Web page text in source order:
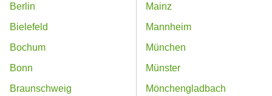
Berlin
Bielefeld
Bochum
Bonn
Braunschweig
Mainz
Mannheim
München
Münster
Mönchengladbach